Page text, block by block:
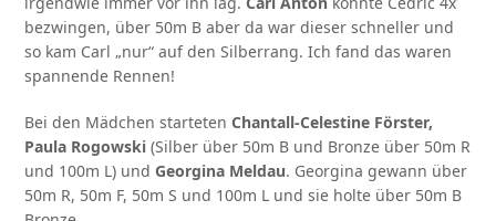
bezwingen, über 50m B aber da war dieser schneller und
so kam Carl „nur“ auf den Silberrang. Ich fand das waren
spannende Rennen!
Bei den Mädchen startetenChantall-Celestine Förster,
Paula Rogowski (Silber über 50m B und Bronze über 50m R
und 100m L) undGeorgina Meldau. Georgina gewann über
50m R, 50m F, 50m S und 100m L und sie holte über 50m B